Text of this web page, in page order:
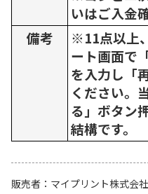
いはご入金
備考
※11点以上
ート画面で
を入力し「
ください。
る」ボタン
結構です。
販売者
マイプリント株式会社